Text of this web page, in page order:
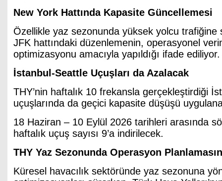
New York Hattında Kapasite Güncellemesi
Özellikle yaz sezonunda yüksek yolcu trafiğine
JFK hattındaki düzenlemenin, operasyonel
optimizasyonu amacıyla yapıldığı ifade ediliyor.
İstanbul-Seattle Uçuşları da Azalacak
THY’nin haftalık 10 frekansla gerçekleştirdiği
uçuşlarında da geçici kapasite düşüşü
18 Haziran – 10 Eylül 2026 tarihleri arasında
haftalık uçuş sayısı 9’a indirilecek.
THY Yaz Sezonunda Operasyon
Küresel havacılık sektöründe yaz sezonuna